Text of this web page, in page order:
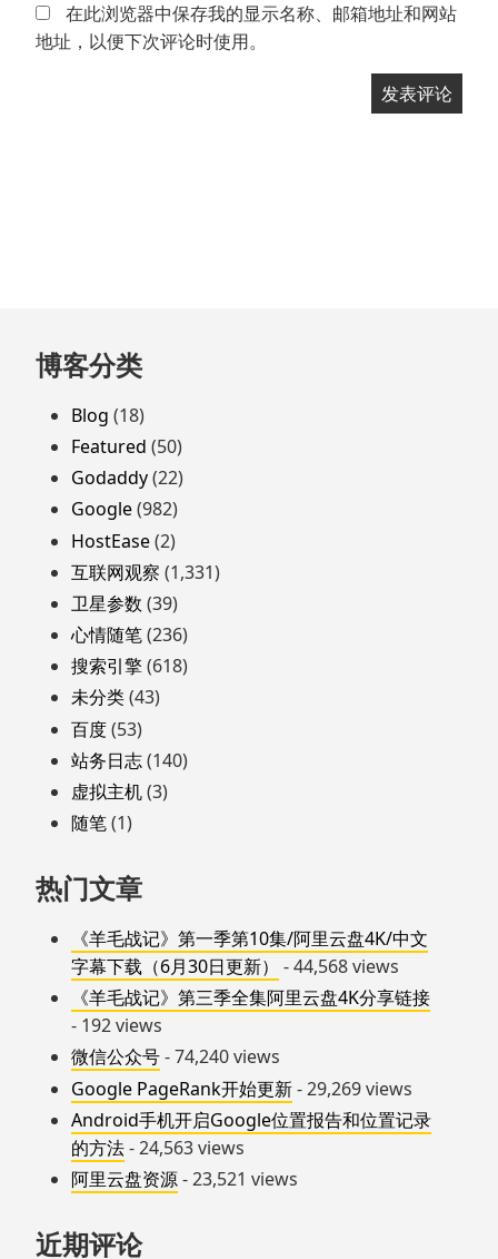
在此浏览器中保存我的显示名称、邮箱地址和网站
地址，以便下次评论时使用。
跳
至
页
脚
博客分类
Blog (18)
Featured (50)
Godaddy(22)
Google(982)
HostEase(2)
互联网观察 (1,331)
卫星参数 (39)
心情随笔(236)
搜索引擎(618)
未分类(43)
百度(53)
站务日志(140)
虚拟主机(3)
随笔(1)
热门文章
《羊毛战记》第一季第10集/阿里云盘4K/中文
字幕下载（6月30日更新）
- 44,568 views
《羊毛战记》第三季全集阿里云盘4K分享链接
- 192 views
微信公众号- 74,240 views
Google PageRank开始更新- 29,269 views
Android手机开启Google位置报告和位置记录
的方法- 24,563 views
阿里云盘资源- 23,521 views
近期评论